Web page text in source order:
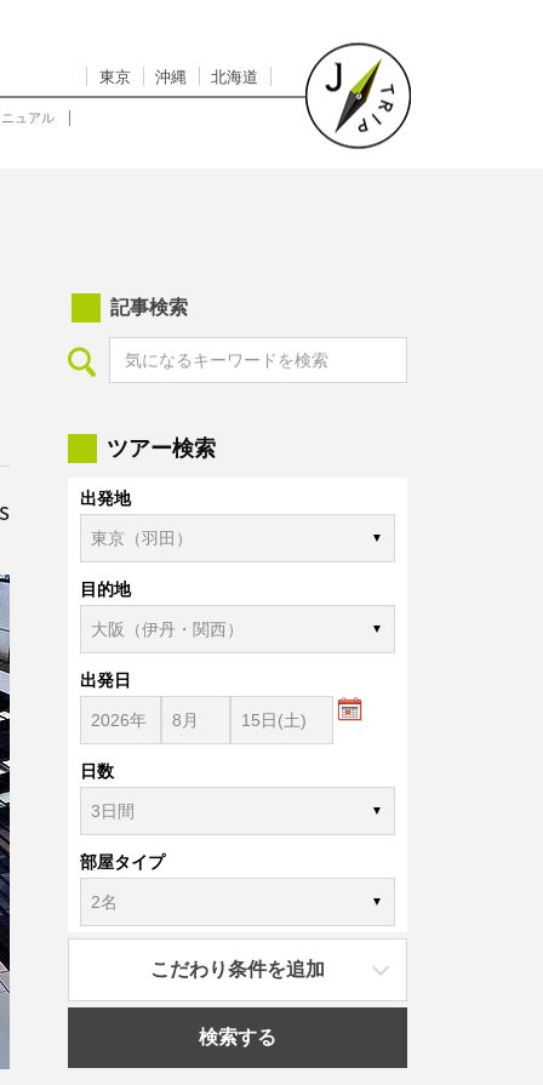
東京 沖縄 北海道
ュアル
記事検索
ツアー検索
出発地
目的地
出発日
日数
部屋タイプ
こだわり条件を追加
検索する